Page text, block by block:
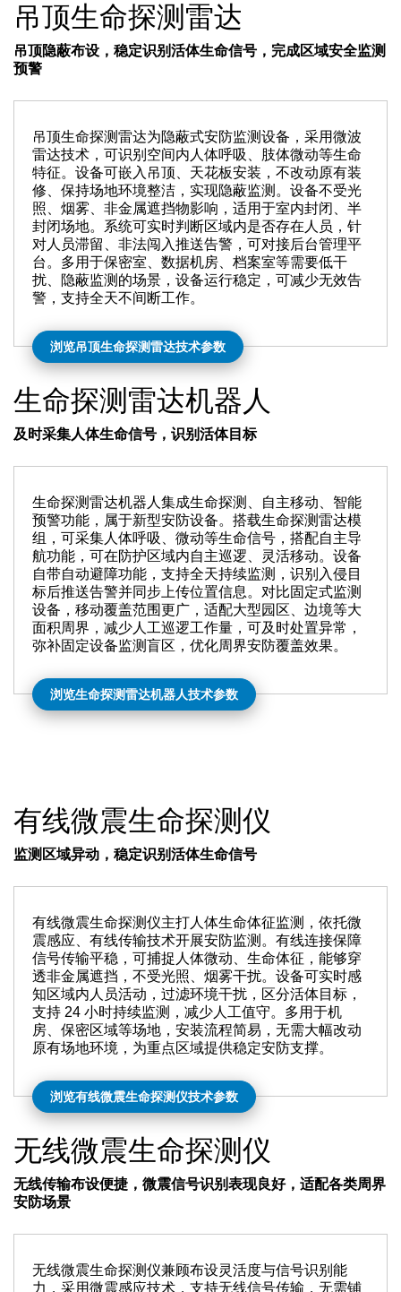
吊顶生命探测雷达
吊顶隐蔽布设，稳定识别活体生命信号，完成区域安全监测
预警
吊顶生命探测雷达为隐蔽式安防监测设备，采用微波
雷达技术，可识别空间内人体呼吸、肢体微动等生命
特征。设备可嵌入吊顶、天花板安装，不改动原有装
修、保持场地环境整洁，实现隐蔽监测。设备不受光
照、烟雾、非金属遮挡物影响，适用于室内封闭、半
封闭场地。系统可实时判断区域内是否存在人员，针
对人员滞留、非法闯入推送告警，可对接后台管理平
台。多用于保密室、数据机房、档案室等需要低干
扰、隐蔽监测的场景，设备运行稳定，可减少无效告
警，支持全天不间断工作。
浏览吊顶生命探测雷达技术参数
生命探测雷达机器人
及时采集人体生命信号，识别活体目标
生命探测雷达机器人集成生命探测、自主移动、智能
预警功能，属于新型安防设备。搭载生命探测雷达模
组，可采集人体呼吸、微动等生命信号，搭配自主导
航功能，可在防护区域内自主巡逻、灵活移动。设备
自带自动避障功能，支持全天持续监测，识别入侵目
标后推送告警并同步上传位置信息。对比固定式监测
设备，移动覆盖范围更广，适配大型园区、边境等大
面积周界，减少人工巡逻工作量，可及时处置异常，
弥补固定设备监测盲区，优化周界安防覆盖效果。
浏览生命探测雷达机器人技术参数
有线微震生命探测仪
监测区域异动，稳定识别活体生命信号
有线微震生命探测仪主打人体生命体征监测，依托微
震感应、有线传输技术开展安防监测。有线连接保障
信号传输平稳，可捕捉人体微动、生命体征，能够穿
透非金属遮挡，不受光照、烟雾干扰。设备可实时感
知区域内人员活动，过滤环境干扰，区分活体目标，
支持 24 小时持续监测，减少人工值守。多用于机
房、保密区域等场地，安装流程简易，无需大幅改动
原有场地环境，为重点区域提供稳定安防支撑。
浏览有线微震生命探测仪技术参数
无线微震生命探测仪
无线传输布设便捷，微震信号识别表现良好，适配各类周界
安防场景
无线微震生命探测仪兼顾布设灵活度与信号识别能
力，采用微震感应技术，支持无线信号传输，无需铺